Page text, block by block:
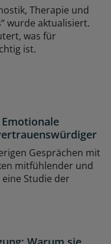
Therapie und
wurde aktualisiert.
was für
ist.
Gesprächen mit
mitfühlender und
Studie der